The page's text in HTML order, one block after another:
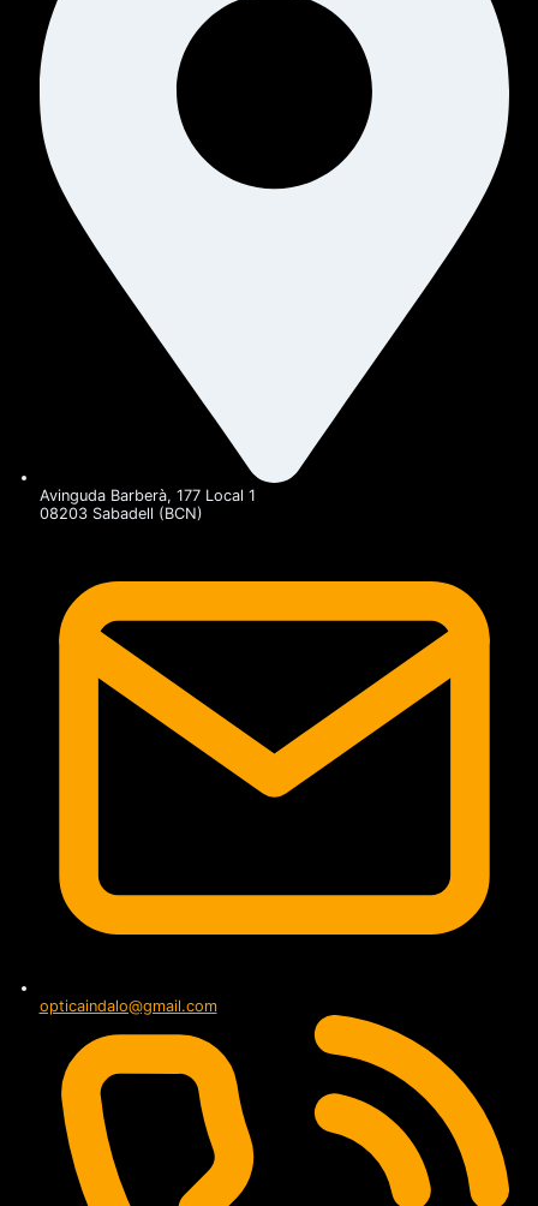
Avinguda Barberà, 177 Local 1
08203 Sabadell (BCN)
opticaindalo@gmail.com